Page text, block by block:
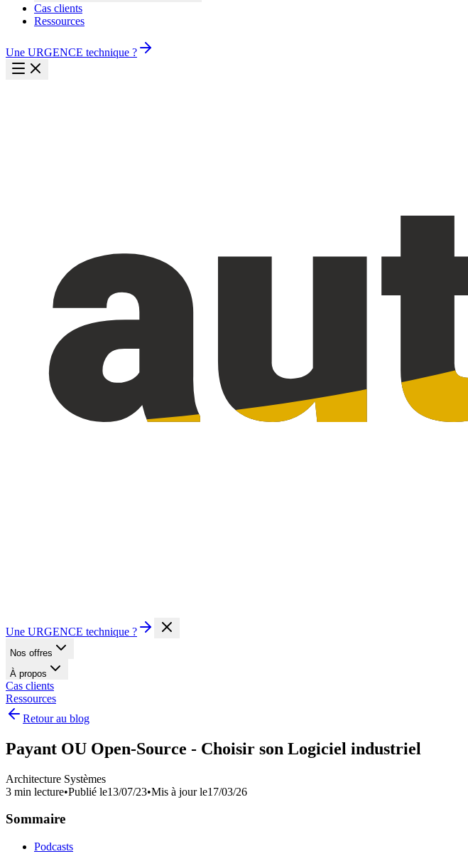
Cas clients
Ressources
Une URGENCE technique ?
Une URGENCE technique ?
Nos offres
À propos
Cas clients
Ressources
Retour au blog
Payant OU Open-Source - Choisir son Logiciel industriel
Architecture Systèmes
3 min lecture•Publié le13/07/23•Mis à jour le17/03/26
Sommaire
Podcasts